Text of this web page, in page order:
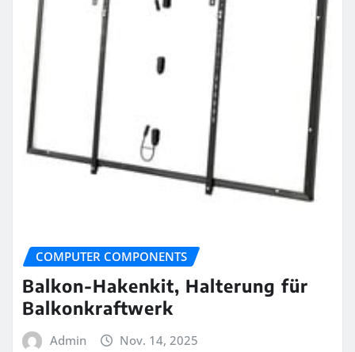
COMPUTER COMPONENTS
Balkon-Hakenkit, Halterung für
Balkonkraftwerk
Admin Nov. 14, 2025